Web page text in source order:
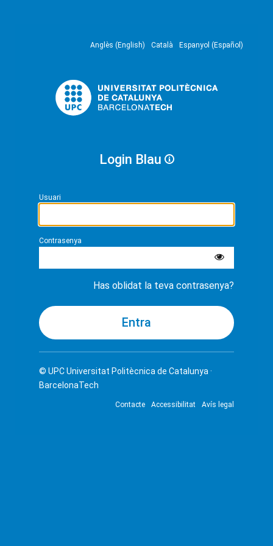
Anglès (English) Català Espanyol (Español)
Login Blau
Usuari
Contrasenya
Has oblidat la teva contrasenya?
© UPCUniversitat Politècnica de Catalunya ·
BarcelonaTech
Contacte Accessibilitat Avís legal